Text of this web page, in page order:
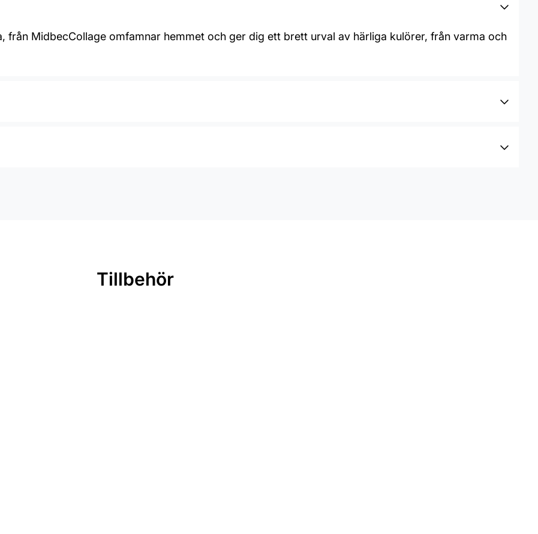
från MidbecCollage omfamnar hemmet och ger dig ett brett urval av härliga kulörer, från varma och
Tillbehör